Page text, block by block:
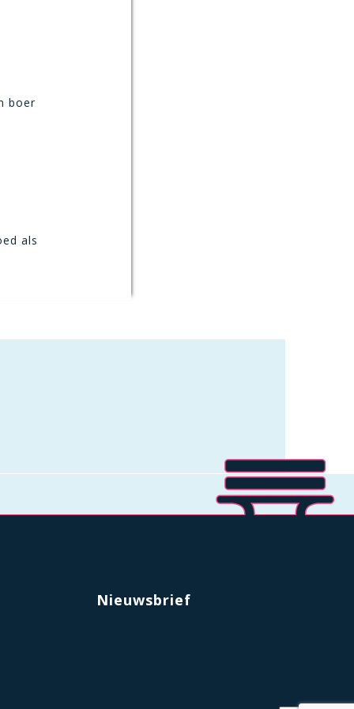
boer
als
Nieuwsbrief